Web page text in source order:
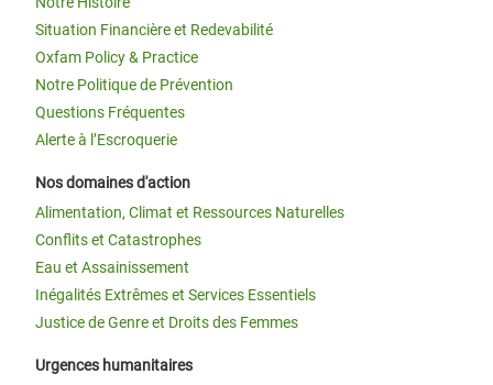
Situation Financière et Redevabilité
Oxfam Policy & Practice
Notre Politique de Prévention
Questions Fréquentes
Alerte à l’Escroquerie
Nos domaines d'action
Alimentation, Climat et Ressources Naturelles
Conflits et Catastrophes
Eau et Assainissement
Inégalités Extrêmes et Services Essentiels
Justice de Genre et Droits des Femmes
Urgences humanitaires